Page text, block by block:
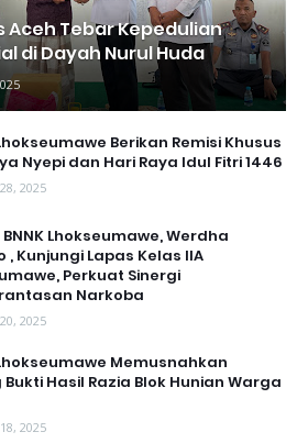
Aceh Tebar Kepedulian
di Dayah Nurul Huda
Berikan Remisi Khusus
Nyepi dan Hari Raya Idul Fitri 1446
2025
Lhokseumawe, Werdha
, Kunjungi Lapas Kelas IIA
Perkuat Sinergi
Narkoba
2025
Memusnahkan
Hasil Razia Blok Hunian Warga
2025